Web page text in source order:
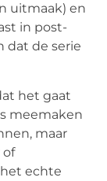
uitmaak) en
in post-
dat de serie
het gaat
meemaken
maar
of
echte